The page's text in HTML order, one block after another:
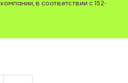
компании, в соответствии с 152-